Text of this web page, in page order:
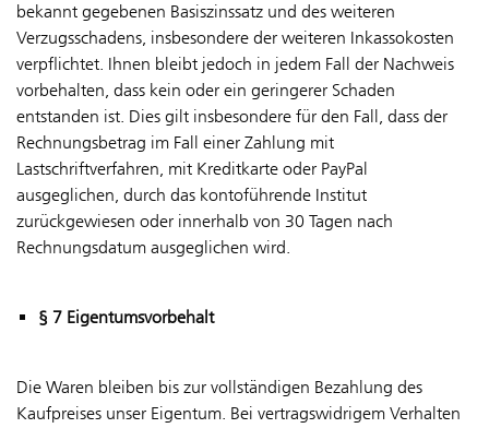
bekannt gegebenen Basiszinssatz und des weiteren
Verzugsschadens, insbesondere der weiteren Inkassokosten
verpflichtet. Ihnen bleibt jedoch in jedem Fall der Nachweis
vorbehalten, dass kein oder ein geringerer Schaden
entstanden ist. Dies gilt insbesondere für den Fall, dass der
Rechnungsbetrag im Fall einer Zahlung mit
Lastschriftverfahren, mit Kreditkarte oder PayPal
ausgeglichen, durch das kontoführende Institut
zurückgewiesen oder innerhalb von 30 Tagen nach
Rechnungsdatum ausgeglichen wird.
§ 7 Eigentumsvorbehalt
Die Waren bleiben bis zur vollständigen Bezahlung des
Kaufpreises unser Eigentum. Bei vertragswidrigem Verhalten